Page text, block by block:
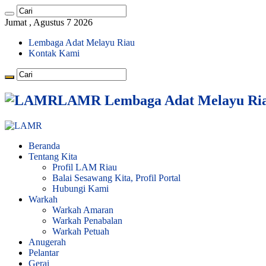
Jumat , Agustus 7 2026
Lembaga Adat Melayu Riau
Kontak Kami
LAMR Lembaga Adat Melayu
Beranda
Tentang Kita
Profil LAM Riau
Balai Sesawang Kita, Profil Portal
Hubungi Kami
Warkah
Warkah Amaran
Warkah Penabalan
Warkah Petuah
Anugerah
Pelantar
Gerai